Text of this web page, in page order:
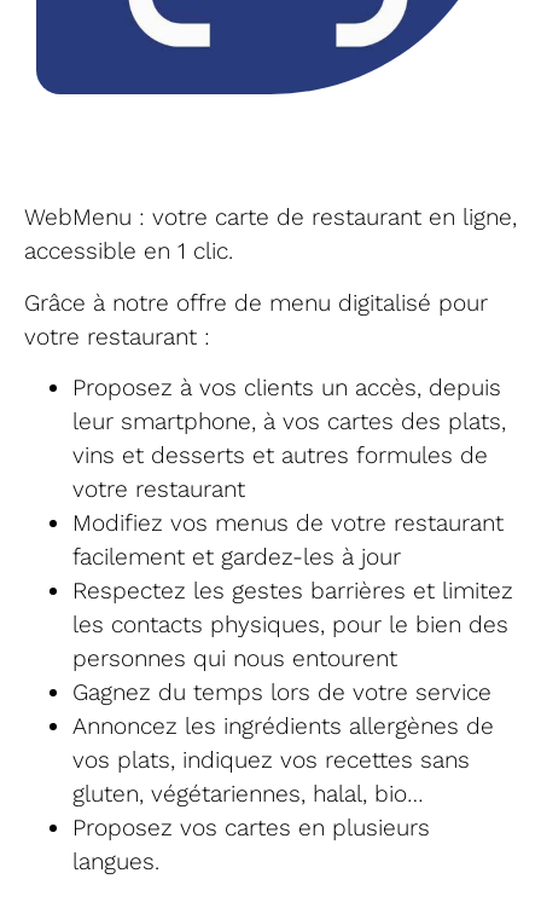
WebMenu : votre carte de restaurant en ligne,
accessible en 1 clic.
Grâce à notre offre de menu digitalisé pour
votre restaurant :
Proposez à vos clients un accès, depuis
leur smartphone, à vos cartes des plats,
vins et desserts et autres formules de
votre restaurant
Modifiez vos menus de votre restaurant
facilement et gardez-les à jour
Respectez les gestes barrières et limitez
les contacts physiques, pour le bien des
personnes qui nous entourent
Gagnez du temps lors de votre service
Annoncez les ingrédients allergènes de
vos plats, indiquez vos recettes sans
gluten, végétariennes, halal, bio…
Proposez vos cartes en plusieurs
langues.